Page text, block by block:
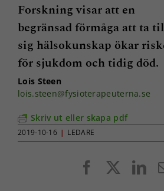
Forskning visar att en
begränsad förmåga att ta
sig hälsokunskap ökar
för sjukdom och tidig död.
Lois Steen
lois.steen@fysioterapeuterna.se
Skriv ut eller skapa pdf
2019-10-16 | LEDARE
Facebook